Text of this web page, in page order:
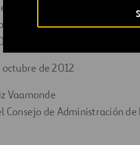
a este proyecto se
del grupo de 2011,
octubre de 2012
Vaamonde
Consejo de Administración de